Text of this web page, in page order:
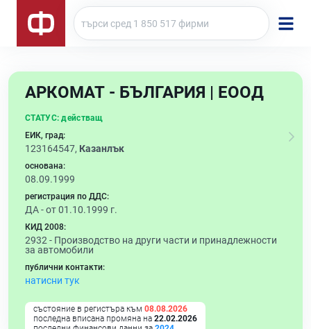
АРКОМАТ - БЪЛГАРИЯ | ЕООД
СТАТУС: действащ
ЕИК, град:
123164547, Казанлък
основана:
08.09.1999
регистрация по ДДС:
ДА - от 01.10.1999 г.
КИД 2008:
2932 - Производство на други части и принадлежности
за автомобили
публични контакти:
натисни тук
състояние в регистъра към 08.08.2026
последна вписана промяна на 22.02.2026